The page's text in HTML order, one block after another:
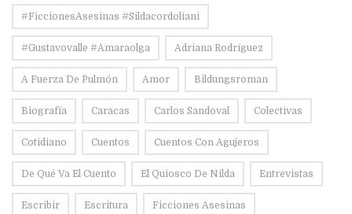
#FiccionesAsesinas #sildacordoliani
#Gustavovalle #amaraolga Adriana Rodríguez
A Fuerza De Pulmón Amor Bildungsroman
Biografía Caracas Carlos Sandoval Colectivas
Cotidiano Cuentos Cuentos Con Agujeros
De Qué Va El Cuento El Quiosco De Nilda Entrevistas
Escribir Escritura Ficciones Asesinas